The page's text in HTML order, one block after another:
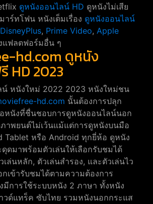
ดูหนังออนไลน์ HD ดูหนังไม่เสีย
าร์ทโฟน หนังเต็มเรื่อง ดูหนังออนไลน์
DisneyPlus, Prime Video, Apple
แฟลตฟอร์มอื่น ๆ
hd.com ดูหนัง
HD 2023
น์ หนังใหม่ 2022 2023 หนังใหม่ชน
hd.com นั้นต้องการปลุก
หนังที่ชื่นชอบการดูหนังออนไลน์นอก
ภาพยนต์ไม่เว้นแม้แต่การดูหนังบนมือ
Tablet หรือ Android ทุกยี่ห้อ ดูหนัง
ดมาพร้อมตัวเล่นให้เลือกรับชมได้
ล่นหลัก, ตัวเล่นสำรอง, และตัวเล่นไว
เข้ารับชมได้ตามความต้องการ
มีการใช้ระบบหนัง 2 ภาษา ทั้งหนัง
วด์แทร็ค ซับไทย รวมหนังนอกกระแส